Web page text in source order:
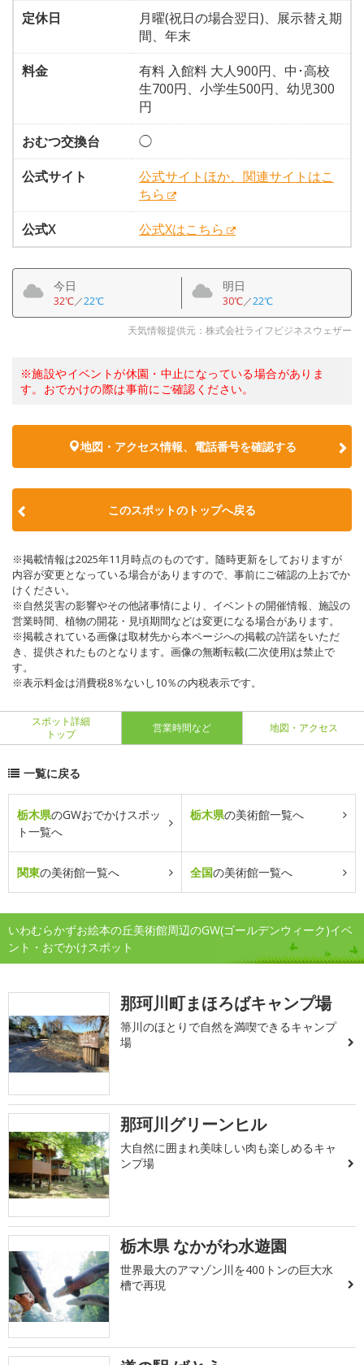
定休日
月曜(祝日の場合翌日)、展示替え期
間、年末
料金
有料 入館料 大人900円、中･高校
生700円、小学生500円、幼児300
円
おむつ交換台
◯
公式サイト
公式サイトほか、関連サイトはこ
ちら
公式X
公式Xはこちら
今日
32℃／22℃
明日
30℃／22℃
天気情報提供元：株式会社ライフビジネスウェザー
※施設やイベントが休園・中止になっている場合がありま
す。おでかけの際は事前にご確認ください。
地図・アクセス情報、電話番号を確認する
このスポットのトップへ戻る
※掲載情報は2025年11月時点のものです。随時更新をしておりますが
内容が変更となっている場合がありますので、事前にご確認の上おでか
けください。
※自然災害の影響やその他諸事情により、イベントの開催情報、施設の
営業時間、植物の開花・見頃期間などは変更になる場合があります。
※掲載されている画像は取材先から本ページへの掲載の許諾をいただ
き、提供されたものとなります。画像の無断転載(二次使用)は禁止で
す。
※表示料金は消費税8％ないし10％の内税表示です。
スポット詳細
トップ
営業時間など 地図・アクセス
一覧に戻る
栃木県のGWおでかけスポッ
ト一覧へ
栃木県の美術館一覧へ
関東の美術館一覧へ 全国の美術館一覧へ
いわむらかずお絵本の丘美術館周辺のGW(ゴールデンウィーク)イベ
ント・おでかけスポット
那珂川町まほろばキャンプ場
箒川のほとりで自然を満喫できるキャンプ
場
那珂川グリーンヒル
大自然に囲まれ美味しい肉も楽しめるキャ
ンプ場
栃木県 なかがわ水遊園
世界最大のアマゾン川を400トンの巨大水
槽で再現